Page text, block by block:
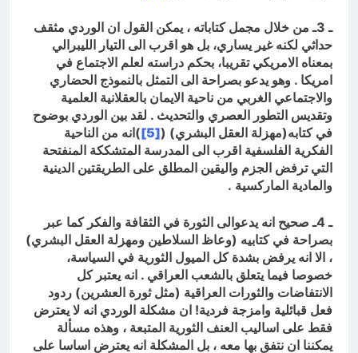
ـ 3ـ من خلال مجمل كتاباته ، يمكن القول ان الوردي مثقف
حداثي لكنه غير يساري، بل هو اقرب الى التيار الليبرالي
بمعناه الامريكي تقريبا، بحكم دراسته لعلم الاجتماع في
امريكا . وهو يدعو بصراحة الى التمثل بالنموذج الحضاري
والاجتماعي الغربي من ناحية الايمان بالعقلانية العلمية
وتقديس التطور العصري والتحديث . لقد بين الوردي بوضوح
في كتابه(مهزلة العقل البشري) ([5]
)انه من الناحية
الفكرية الفلسفية اقرب الى المدرسة المتشككة المنفتحة
التي ترفض الجزم واليقين المطلق على الطريقتين الدينية
والمادية الماركسية .
ـ 4ـ صحيح انه يدعوالى الثورة في الثقافة والفكر كما عبر
بصراحة في كتابيه (وعاظ السلاطين ومهزلة العقل البشري)
، الا انه يرفض بشدة كل الميول الثورية في السياسة،
خصوصا فيما يتعلق بالشعب العراقي . انه يعتبر كل
الانتفاضات والثورات العراقية (مثل ثورة العشرين) ردود
فعل قبائلية وامزجة فردية! ان مشكلة الوردي انه لا يعترض
فقط على اساليب العنف الثورية المتبعة ، وهذه مسألة
يمكننا ان نتفق بها معه ، بل المشكلة انه يعترض اساسا على